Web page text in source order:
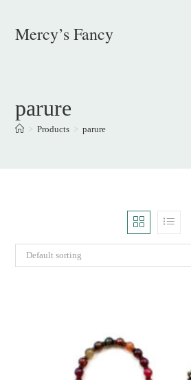
contentMercy’s Fancy
parure
> Products > parure
Default sorting